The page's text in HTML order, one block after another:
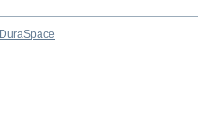
DuraSpace